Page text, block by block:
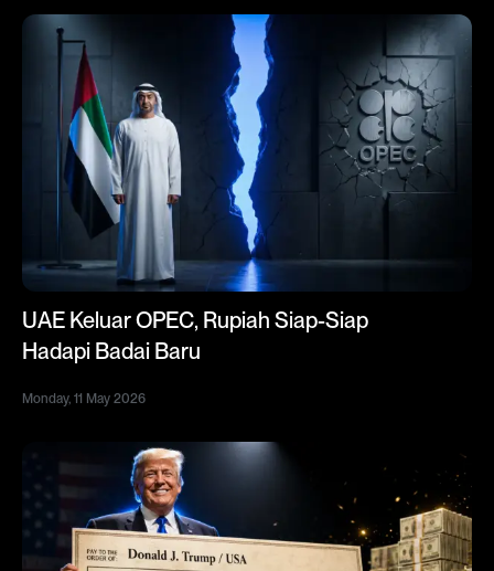
UAE Keluar OPEC, Rupiah Siap-Siap
Hadapi Badai Baru
Monday, 11 May 2026